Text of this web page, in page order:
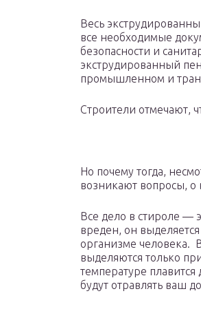
Весь
все необходимые
безопасности и
экструдированный
промышленном и
Строители отмечают,
Но почему тогда,
возникают вопросы, о
Все дело в стироле —
вреден, он
организме человека.
выделяются только
температуре
будут отравлять ваш